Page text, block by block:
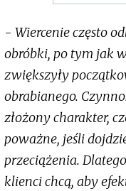
- Wiercenie często
obróbki, po tym jak
zwiększyły
obrabianego.
złożony charakter,
poważne, jeśli
przeciążenia.
klienci chcą, aby